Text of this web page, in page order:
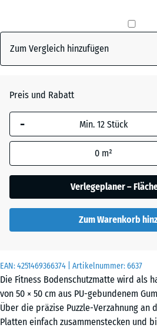
EAN:4251469366374 | Artikelnummer:6637
Die Fitness Bodenschutzmatte wird als
von 50 × 50 cm aus PU-gebundenem
Über die präzise Puzzle-Verzahnung an
Platten einfach zusammenstecken und
Anthrazit(active)
+ 0,60 €
x
540
Die gewählte, blau
umrandete
Abmessung wird
Produktdaten nicht
anders angegeben)
für die
Bedarfsberechnung
x
50
x 3
cm
|
Zum Vergleich hinzufügen
Preis und Rabatt
-
0 m²
Verlegeplaner –
Zum Warenkorb